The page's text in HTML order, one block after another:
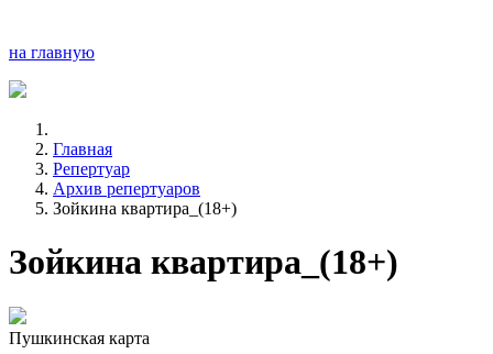
на главную
Главная
Репертуар
Архив репертуаров
Зойкина квартира_(18+)
Зойкина квартира_(18+)
Пушкинская карта